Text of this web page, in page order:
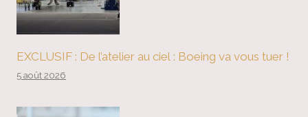
EXCLUSIF : De l’atelier au ciel : Boeing va vous tuer !
5 août 2026